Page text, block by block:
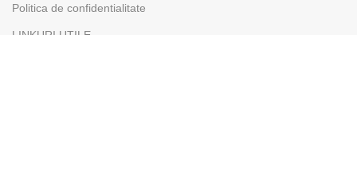
Politica de confidentialitate
LINKURI UTILE